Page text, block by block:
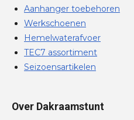
Aanhanger toebehoren
Werkschoenen
Hemelwaterafvoer
TEC7 assortiment
Seizoensartikelen
Over Dakraamstunt